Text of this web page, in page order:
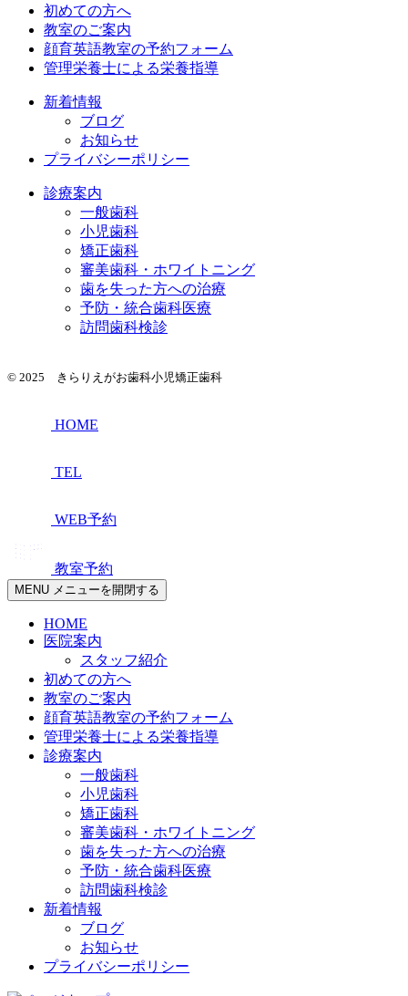
初めての方へ
教室のご案内
顔育英語教室の予約フォーム
管理栄養士による栄養指導
新着情報
ブログ
お知らせ
プライバシーポリシー
診療案内
一般歯科
小児歯科
矯正歯科
審美歯科・ホワイトニング
歯を失った方への治療
予防・統合歯科医療
訪問歯科検診
© 2025 きらりえがお歯科小児矯正歯科
HOME
TEL
WEB予約
教室予約
MENU メニューを開閉する
HOME
医院案内
スタッフ紹介
初めての方へ
教室のご案内
顔育英語教室の予約フォーム
管理栄養士による栄養指導
診療案内
一般歯科
小児歯科
矯正歯科
審美歯科・ホワイトニング
歯を失った方への治療
予防・統合歯科医療
訪問歯科検診
新着情報
ブログ
お知らせ
プライバシーポリシー